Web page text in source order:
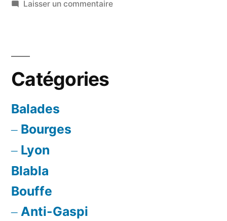
&
Laisser un commentairesur
Catégories
Balades
Bourges
Lyon
Blabla
Bouffe
Anti-Gaspi